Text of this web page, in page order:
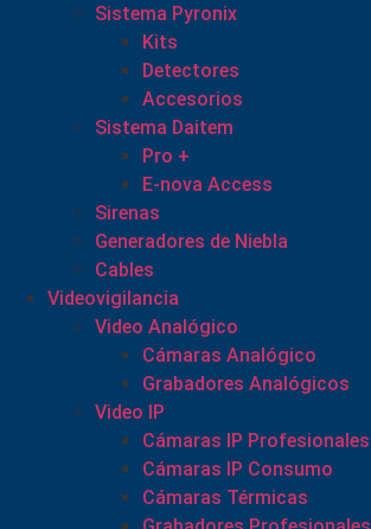
Sistema Pyronix
Kits
Detectores
Accesorios
Sistema Daitem
Pro +
E-nova Access
Sirenas
Generadores de Niebla
Cables
Videovigilancia
Video Analógico
Cámaras Analógico
Grabadores Analógicos
Video IP
Cámaras IP Profesionales
Cámaras IP Consumo
Cámaras Térmicas